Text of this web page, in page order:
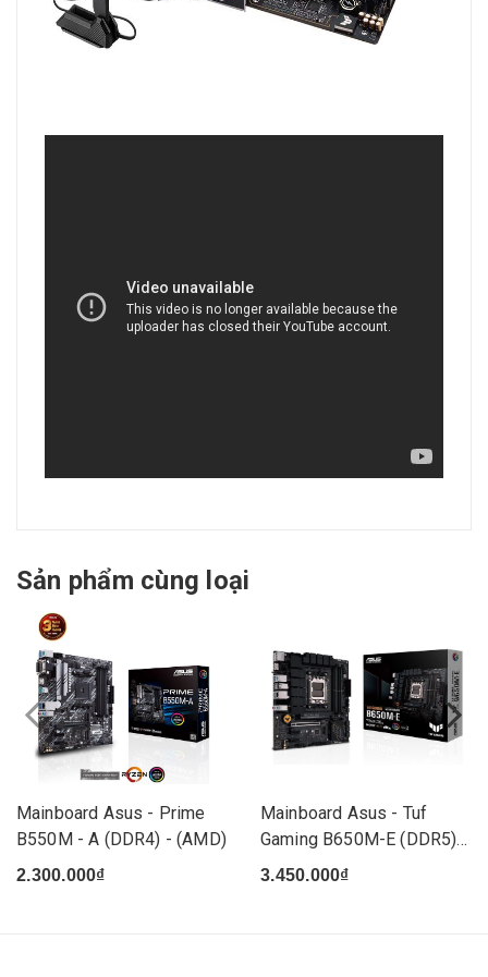
Sản phẩm cùng loại
Mainboard Asus - Prime
B550M - A (DDR4) - (AMD)
2.300.000₫
Mainboard Asus - Tuf
Gaming B650M-E (DDR5) -
(AMD)
3.450.000₫